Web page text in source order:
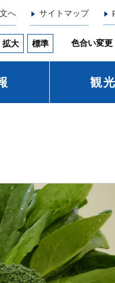
へ サイトマップ
拡大 標準 色合い変更
観